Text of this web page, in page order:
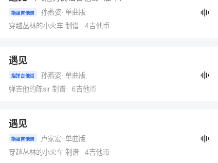
指弹吉他谱 孙燕姿· 单曲版
穿越丛林的小火车 制谱 4吉他币
遇见
指弹吉他谱 孙燕姿· 单曲版
弹吉他的陈sir 制谱 6吉他币
遇见
指弹吉他谱 卢家宏· 单曲版
穿越丛林的小火车 制谱 4吉他币